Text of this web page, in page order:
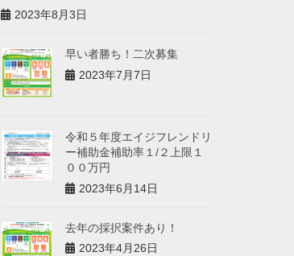
2023年8月3日
早い者勝ち！二次募集
2023年7月7日
令和５年度エイジフレンドリ
ー補助金補助率１/２上限１
００万円
2023年6月14日
去年の採択案件あり！
2023年4月26日